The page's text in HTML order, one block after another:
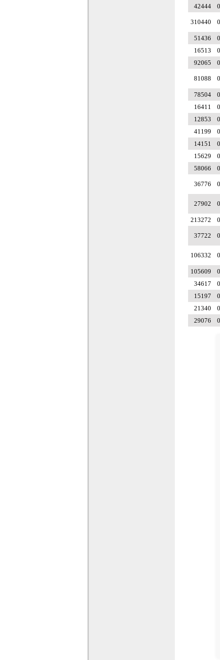
42444
310440
51436
16513
92065
81088
78504
16411
12853
41199
14151
15629
58066
36776
27902
213272
37722
106332
105609
34617
15197
21340
29076